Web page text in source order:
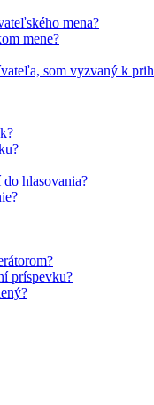
mena?
mene?
som vyzvaný k
hlasovania?
príspevku?